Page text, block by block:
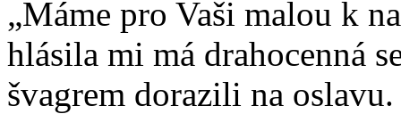
„Máme pro Vaši malou k
hlásila mi má drahocenná
švagrem dorazili na oslavu.